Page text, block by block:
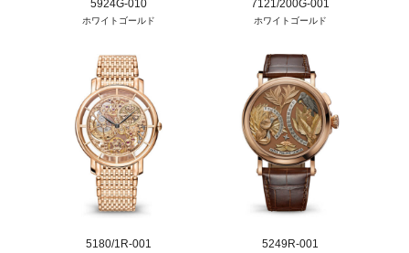
5924G-010
ホワイトゴールド
7121/200G-001
ホワイトゴールド
5180/1R-001 5249R-001